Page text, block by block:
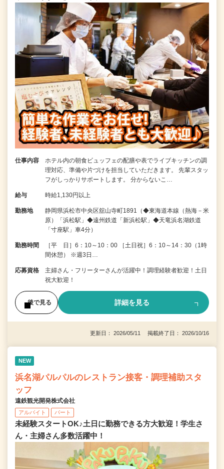
仕事内容
ホテル内の朝食ビュッフェの配膳や表でライブキッチンの調
理対応、準備や片づけを担当していただきます。 先輩スタッ
フがしっかりサポートします。 分からないこ…
給与 時給1,130円以上
勤務地
静岡県浜松市中央区舘山寺町1891（◆東海道本線（熱海－米
原）「浜松駅」◆遠州鉄道「新浜松駅」◆天竜浜名湖鉄道
「寸座駅」車4分）
勤務時間
［平 日］6：10～10：00 ［土日祝］6：10～14：30（1時
間休憩） ※週3日…
応募資格
主婦さん・フリーターさんが活躍中！調理経験者歓迎！土日
祝大歓迎！
後で見る 詳細を見る
更新日： 2026/05/11 掲載終了日： 2026/10/16
NEW
浜名湖パルパルのレストラン接客・調理補助スタ
ッフ
遠鉄観光開発株式会社
アルバイト パート
未経験スタートOK♪土日に勤務できる方大歓迎！学生さ
ん・主婦さん多数活躍中！